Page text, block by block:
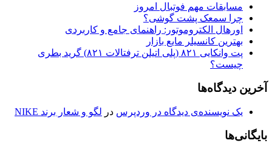
مسابقات مهم فوتبال امروز
چرا سمعک پشت گوشی؟
اورهال الکتروموتور: راهنمای جامع و کاربردی
بهترین کانسیلر مایع بازار
پت وانکایی ۸۲۱ (پلی اتیلن ترفتالات ۸۲۱) گرید بطری
چیست؟
آخرین دیدگاه‌ها
یک نویسنده‌ی دیدگاه در وردپرس در لگو و شعار برند NIKE
بایگانی‌ها